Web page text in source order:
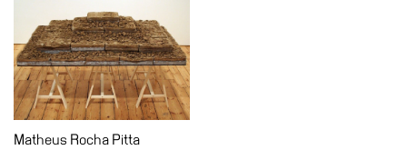
School
Progetti
Speciali
EN
Matheus Rocha Pitta